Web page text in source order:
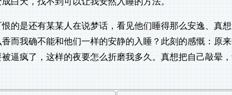
的是还有某某人在说梦话，看见他们睡得那么安逸、真
而我确不能和他们一样的安静的入睡？此刻的感慨：原
逼疯了，这样的夜要怎么折磨我多久。真想把自己敲晕